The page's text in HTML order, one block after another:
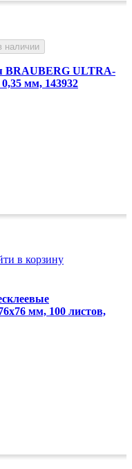
наличии
BRAUBERG ULTRA-
мм, 143932
в корзину
мм, 100 листов,